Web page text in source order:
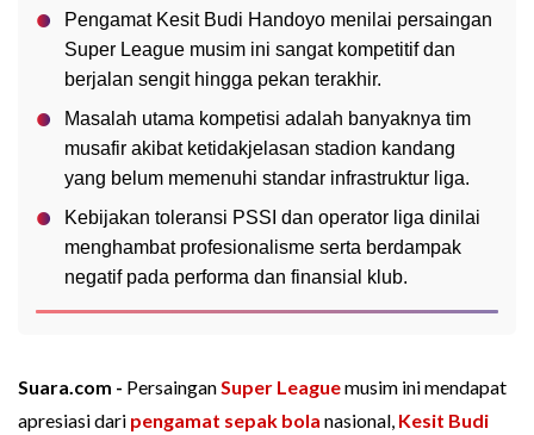
Pengamat Kesit Budi Handoyo menilai persaingan
Super League musim ini sangat kompetitif dan
berjalan sengit hingga pekan terakhir.
Masalah utama kompetisi adalah banyaknya tim
musafir akibat ketidakjelasan stadion kandang
yang belum memenuhi standar infrastruktur liga.
Kebijakan toleransi PSSI dan operator liga dinilai
menghambat profesionalisme serta berdampak
negatif pada performa dan finansial klub.
Suara.com - PersainganSuper Leaguemusim ini mendapat
apresiasi dari pengamat sepak bola nasional, Kesit Budi